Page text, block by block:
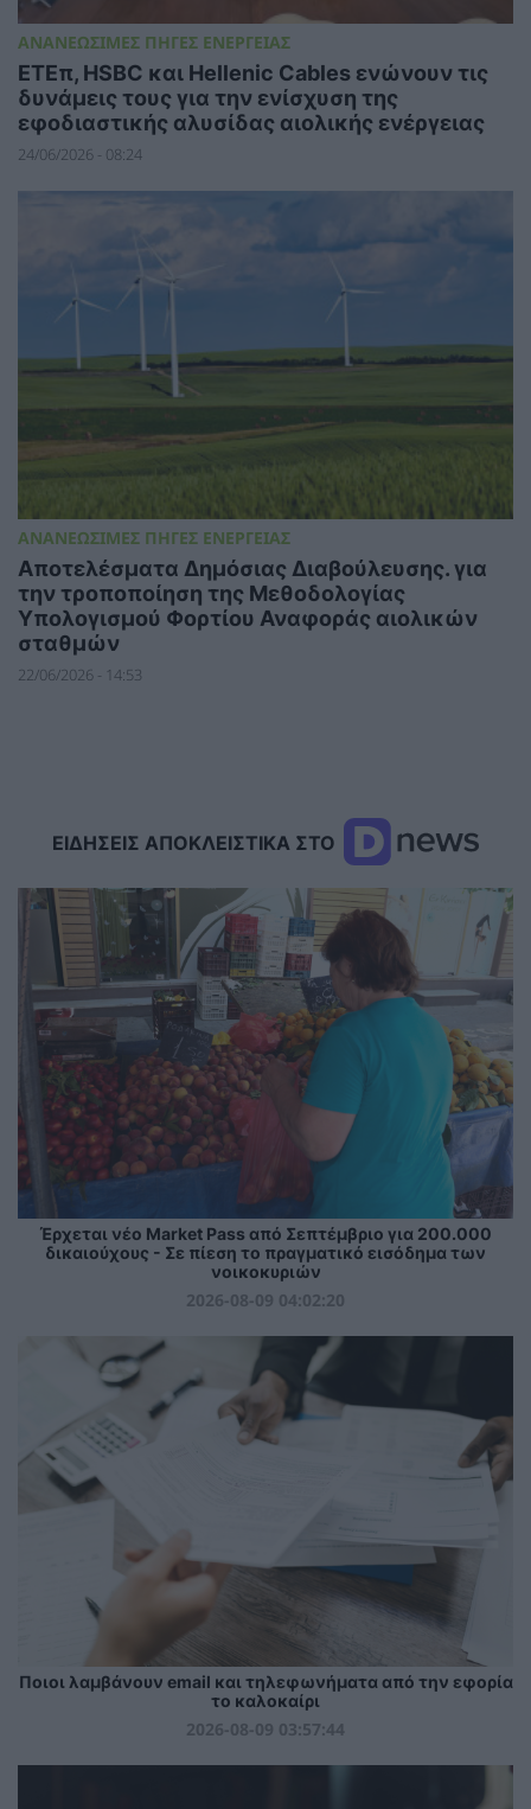
ΑΝΑΝΕΩΣΙΜΕΣ ΠΗΓΕΣ ΕΝΕΡΓΕΙΑΣ
ΕΤΕπ, HSBC και Hellenic Cables ενώνουν τις
δυνάμεις τους για την ενίσχυση της
εφοδιαστικής αλυσίδας αιολικής ενέργειας
24/06/2026 - 08:24
ΑΝΑΝΕΩΣΙΜΕΣ ΠΗΓΕΣ ΕΝΕΡΓΕΙΑΣ
Αποτελέσματα Δημόσιας Διαβούλευσης. για
την τροποποίηση της Μεθοδολογίας
Υπολογισμού Φορτίου Αναφοράς αιολικών
σταθμών
22/06/2026 - 14:53
ΕΙΔΗΣΕΙΣ ΑΠΟΚΛΕΙΣΤΙΚΑ ΣΤΟ
Έρχεται νέο Market Pass από Σεπτέμβριο για 200.000
δικαιούχους - Σε πίεση το πραγματικό εισόδημα των
νοικοκυριών
2026-08-09 04:02:20
Ποιοι λαμβάνουν email και τηλεφωνήματα από την εφορία
το καλοκαίρι
2026-08-09 03:57:44